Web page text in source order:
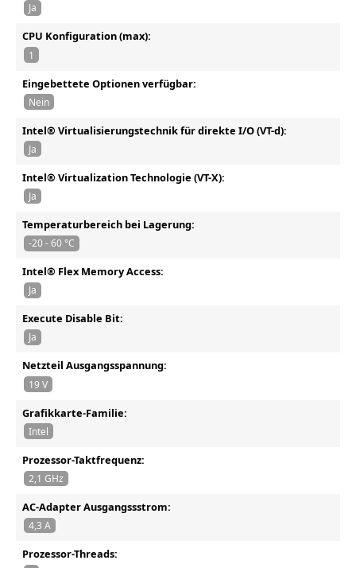
Ja
CPU Konfiguration (max):
1
Eingebettete Optionen verfügbar:
Nein
Intel® Virtualisierungstechnik für direkte I/O (VT-d):
Ja
Intel® Virtualization Technologie (VT-X):
Ja
Temperaturbereich bei Lagerung:
-20 - 60 °C
Intel® Flex Memory Access:
Ja
Execute Disable Bit:
Ja
Netzteil Ausgangsspannung:
19 V
Grafikkarte-Familie:
Intel
Prozessor-Taktfrequenz:
2,1 GHz
AC-Adapter Ausgangssstrom:
4,3 A
Prozessor-Threads: